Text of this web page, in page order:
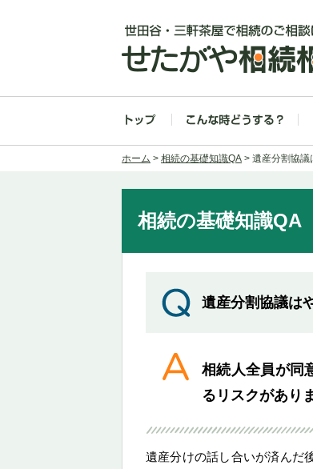
ホーム > 相続の基礎知識QA > 遺産分割協議
相続の基礎知識QA
遺産分割協議は
相続人全員が同
るリスクがあり
遺産分けの話し合いが済んだ